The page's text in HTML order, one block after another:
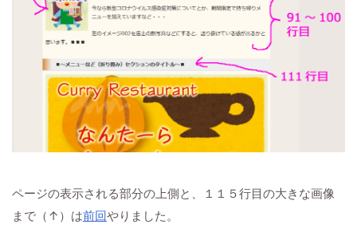
ページの表示される部分の上側と、１１５行目の大きな画像
まで（↑）は前回やりました。